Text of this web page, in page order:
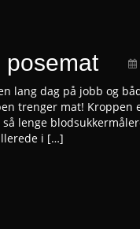
posemat
lang dag på jobb og
trenger mat! Kroppen
lenge
i […]